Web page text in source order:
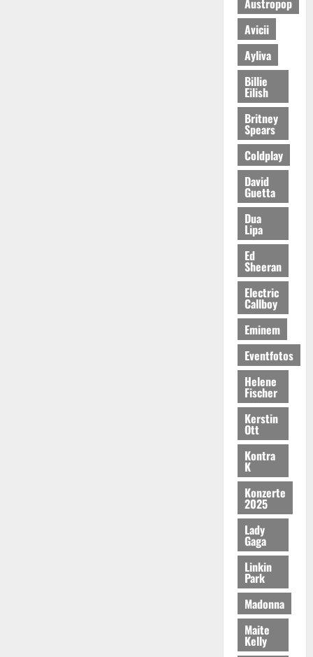
Avicii
Ayliva
Billie
Eilish
Britney
Spears
Coldplay
David
Guetta
Dua
Lipa
Ed
Sheeran
Electric
Callboy
Eminem
Eventfotos
Helene
Fischer
Kerstin
Ott
Kontra
K
Konzerte
2025
Lady
Gaga
Linkin
Park
Madonna
Maite
Kelly